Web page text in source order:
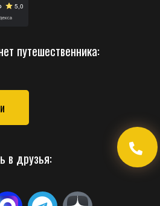
путешественника:
в друзья: